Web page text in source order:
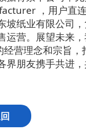
，用户直连
坡纸业有限公司
运营。展望未来
经营理念和宗旨，
界朋友携手共进